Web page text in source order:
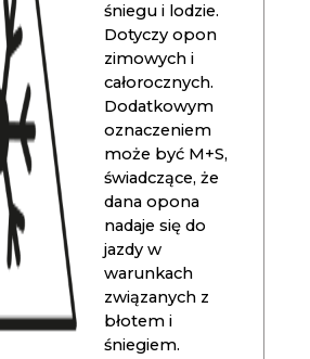
śniegu i lodzie.
Dotyczy opon
zimowych i
całorocznych.
Dodatkowym
oznaczeniem
może być M+S,
świadczące, że
dana opona
nadaje się do
jazdy w
warunkach
związanych z
błotem i
śniegiem.